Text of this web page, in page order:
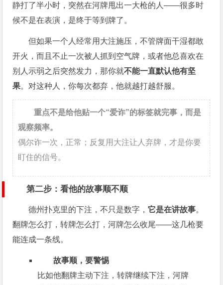
静打了半小时，突然在河牌甩出一大枪的人——很多时
候不是在表演，是终于等到牌了。
但如果一个人经常用大注施压，不管牌面干湿都敢
开火，而且不止一次被人抓到空气牌，或者他总喜欢在
别人示弱之后突然发力，那你就不能一直默认他有坚
果。对这种人，你每次都弃，他就越打越舒服。
重点不是给他贴一个“爱诈”的标签就完事，而是
观察频率。
偶尔诈一次，正常；反复用大注让人弃牌，才是你要
盯住的信号。
第二步：看他的故事顺不顺
德州扑克里的下注，不只是数字，它是在讲故事。
翻牌怎么打，转牌怎么打，河牌怎么收尾——这几枪要
能连成一条线。
故事顺，要警惕
比如他翻牌主动下注，转牌继续下注，河牌